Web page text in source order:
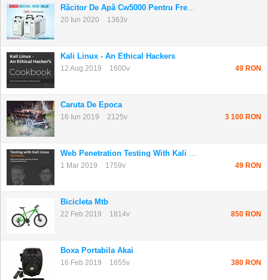
20 Iun 2020 1363v
Kali Linux - An Ethical Hackers
12 Aug 2019 1600v 49 RON
Caruta De Epoca
16 Iun 2019 2125v 3 100 RON
1 Mar 2019 1759v 49 RON
Bicicleta Mtb
22 Feb 2019 1814v 850 RON
Boxa Portabila Akai
16 Feb 2019 1655v 380 RON